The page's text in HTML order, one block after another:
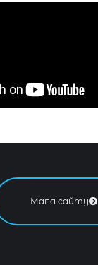
Мапа сайту